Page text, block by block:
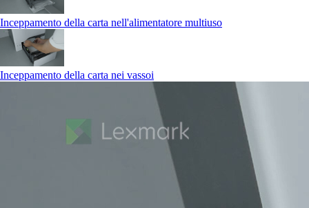
Inceppamento della carta nell'alimentatore multiuso
Inceppamento della carta nei vassoi